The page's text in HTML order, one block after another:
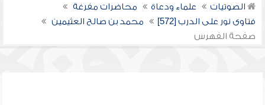
الصوتيات علماء ودعاة
محاضرات مفرغة
فتاوى نور على الدرب [572]
محمد بن صالح العثيمين
صفحة الفهرس